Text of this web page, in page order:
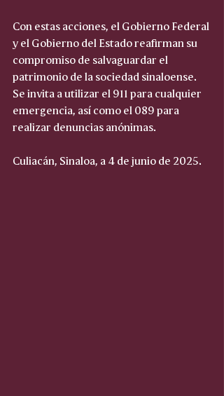
Con estas acciones, el Gobierno Federal
y el Gobierno del Estado reafirman su
compromiso de salvaguardar el
patrimonio de la sociedad sinaloense.
Se invita a utilizar el 911 para cualquier
emergencia, así como el 089 para
realizar denuncias anónimas.
Culiacán, Sinaloa, a 4 de junio de 2025.